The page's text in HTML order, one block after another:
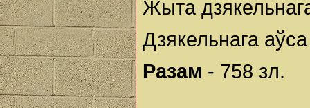
Жыта
Дзякельнага
Разам - 758 зл.